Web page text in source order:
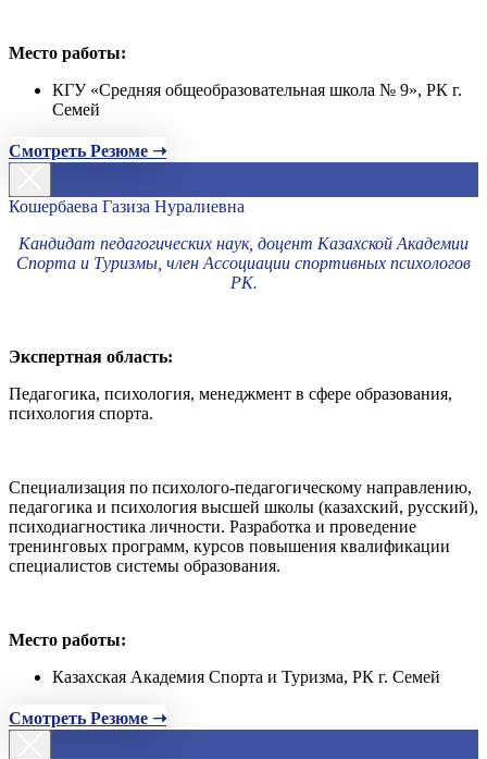
Место работы:
КГУ «Средняя общеобразовательная школа № 9», РК г.
Семей
Смотреть Резюме ➝
Кошербаева Газиза Нуралиевна
Кандидат педагогических наук, доцент Казахской Академии
Спорта и Туризмы, член Ассоциации спортивных психологов
РК.
Экспертная область:
Педагогика, психология, менеджмент в сфере образования,
психология спорта.
Специализация по психолого-педагогическому направлению,
педагогика и психология высшей школы (казахский, русский),
психодиагностика личности. Разработка и проведение
тренинговых программ, курсов повышения квалификации
специалистов системы образования.
Место работы:
Казахская Академия Спорта и Туризма, РК г. Семей
Смотреть Резюме ➝